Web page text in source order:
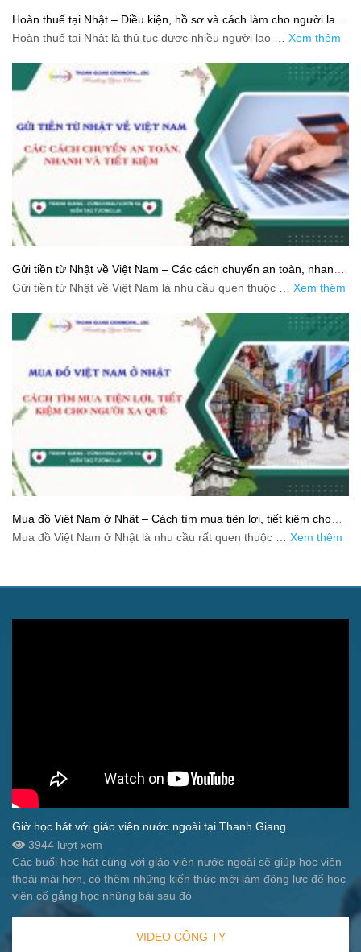
Hoàn thuế tại Nhật – Điều kiện, hồ sơ và cách làm cho người lao
động
Hoàn thuế tại Nhật là thủ tục được nhiều người lao … Xem thêm
Gửi tiền từ Nhật về Việt Nam – Các cách chuyển an toàn, nhanh
và tiết kiệm
Gửi tiền từ Nhật về Việt Nam là nhu cầu quen thuộc … Xem thêm
Mua đồ Việt Nam ở Nhật – Cách tìm mua tiện lợi, tiết kiệm cho
người xa quê
Mua đồ Việt Nam ở Nhật là nhu cầu rất quen thuộc … Xem thêm
Giờ học hát với giáo viên nước ngoài tại Thanh Giang
3944 lượt xem
Các buổi học hát cùng với giáo viên nước ngoài sẽ giúp học viên
thoải mái hơn, có thêm những kiến thức mới làm động lực để học
viên cố gắng học những bài sau đó
VIDEO CÔNG TY